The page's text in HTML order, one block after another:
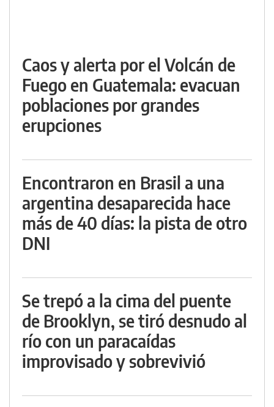
Caos y alerta por el Volcán de
Fuego en Guatemala: evacuan
poblaciones por grandes
erupciones
Encontraron en Brasil a una
argentina desaparecida hace
más de 40 días: la pista de otro
DNI
Se trepó a la cima del puente
de Brooklyn, se tiró desnudo al
río con un paracaídas
improvisado y sobrevivió